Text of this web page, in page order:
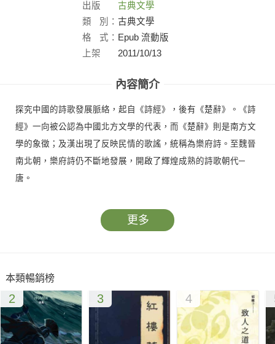
出版
社：
古典文學
類
別： 古典文學
格
式： Epub 流動版
上架
2011/10/13
內容簡介
探究中國的詩歌發展脈絡，起自《詩經》，後有《楚辭》。《詩
經》一向被公認為中國北方文學的代表，而《楚辭》則是南方文
學的象徵；及漢出現了反映民情的歌謠，統稱為樂府詩。至魏晉
南北朝，樂府詩仍不斷地發展，開啟了輝煌成熟的詩歌朝代─
唐。
更多
本類暢銷榜
2 3 4